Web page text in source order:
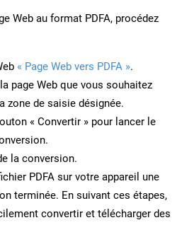
Web au format PDFA, procédez
« Page Web vers PDFA ».
la page Web que vous souhaitez
zone de saisie désignée.
« Convertir » pour lancer le
la conversion.
PDFA sur votre appareil une
terminée. En suivant ces étapes,
convertir et télécharger des